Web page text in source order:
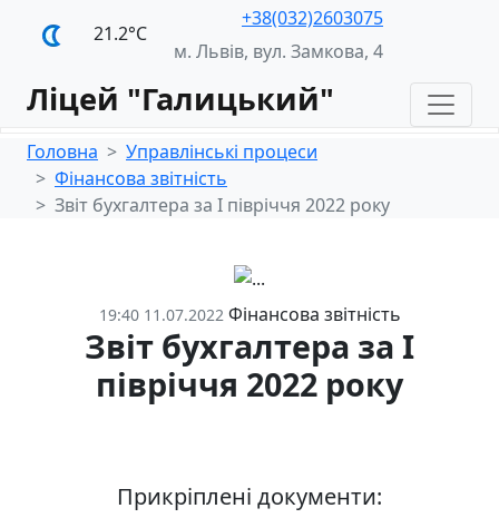
21.2°С
+38(032)2603075
м. Львів, вул. Замкова, 4
Ліцей "Галицький"
Головна
Управлінські процеси
Фінансова звітність
Звіт бухгалтера за І півріччя 2022 року
19:40 11.07.2022 Фінансова звітність
Звіт бухгалтера за І
півріччя 2022 року
Прикріплені документи: